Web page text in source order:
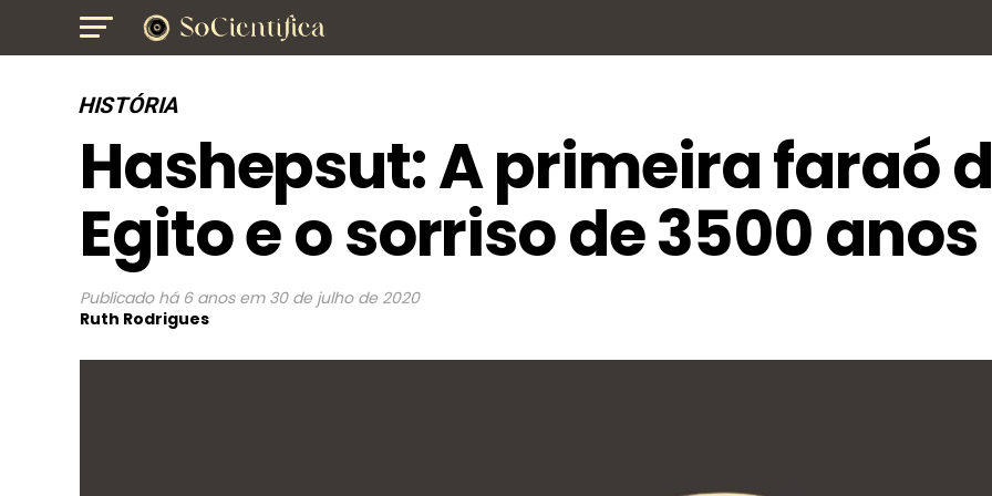
HISTÓRIA
Hashepsut: A primeira faraó
Egito e o sorriso de 3500 anos
Publicado há 6 anos em 30 de julho de 2020
Ruth Rodrigues